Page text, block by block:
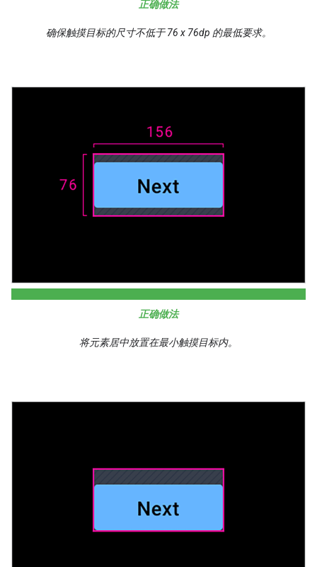
正确做法
确保触摸目标的尺寸不低于 76 x 76dp 的最低要求。
正确做法
将元素居中放置在最小触摸目标内。